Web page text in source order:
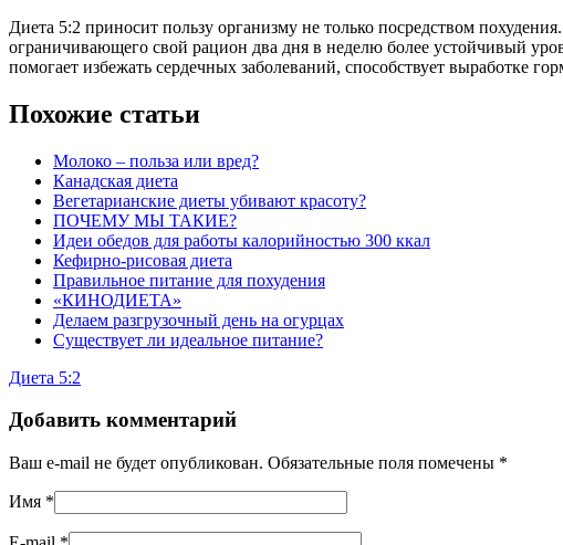
Диета 5:2 приносит пользу организму не только посредством
ограничивающего свой рацион два дня в неделю более устойчивый
помогает избежать сердечных заболеваний, способствует выработке
Похожие статьи
Молоко – польза или вред?
Канадская диета
Вегетарианские диеты убивают красоту?
ПОЧЕМУ МЫ ТАКИЕ?
Идеи обедов для работы калорийностью 300 ккал
Кефирно-рисовая диета
Правильное питание для похудения
«КИНОДИЕТА»
Делаем разгрузочный день на огурцах
Существует ли идеальное питание?
Диета 5:2
Добавить комментарий
Ваш e-mail не будет опубликован. Обязательные поля помечены *
Имя *